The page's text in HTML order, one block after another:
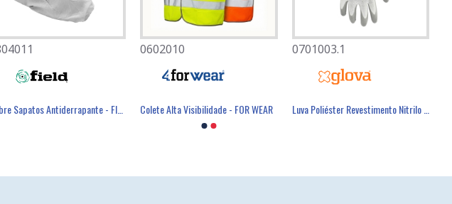
Cobre Sapatos Antiderrapante - FIELD
0602010
Colete Alta Visibilidade - FOR WEAR
0701003.1